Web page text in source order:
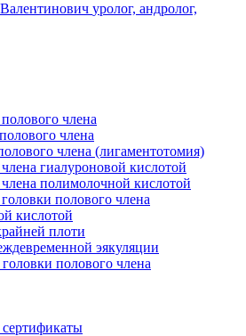
уролог, андролог,
члена
члена
члена (лигаментотомия)
гиалуроновой кислотой
полимолочной кислотой
полового члена
кислотой
плоти
эякуляции
полового члена